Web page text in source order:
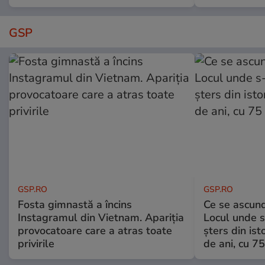
GSP
GSP.RO
Fosta gimnastă a încins
Instagramul din Vietnam. Apariția
provocatoare care a atras toate
privirile
GSP.RO
Ce se
Locul unde
șters din
de ani, cu